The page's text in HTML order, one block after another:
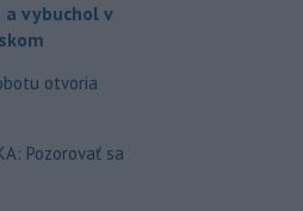
vybuchol v
otvoria
Pozorovať sa